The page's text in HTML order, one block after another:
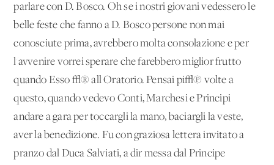
parlare con D. Bosco. Oh se i nostri giovani vedessero le
belle feste che fanno a D. Bosco persone non mai
conosciute prima, avrebbero molta consolazione e per
l'avvenire vorrei sperare che farebbero miglior frutto
quando Esso √® all'Oratorio. Pensai pi√π volte a
questo, quando vedevo Conti, Marchesi e Principi
andare a gara per toccargli la mano, baciargli la veste,
aver la benedizione. Fu con graziosa lettera invitato a
pranzo dal Duca Salviati, a dir messa dal Principe